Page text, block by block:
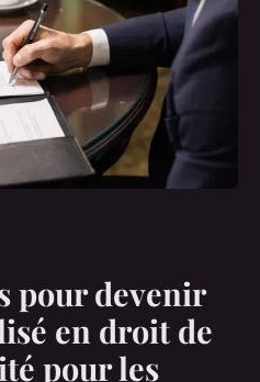
pour devenir
en droit de
pour les